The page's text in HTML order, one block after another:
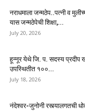
नराधमाला जन्मठेप..पत्नी व
यास जन्मठेपेची शिक्षा,...
July 20, 2026
हून्नूर येथे जि. प. सदस्य प्रदीप
उपस्थितीत १००...
July 18, 2026
नंदेश्वर-जुनोनी रस्त्यालगतची